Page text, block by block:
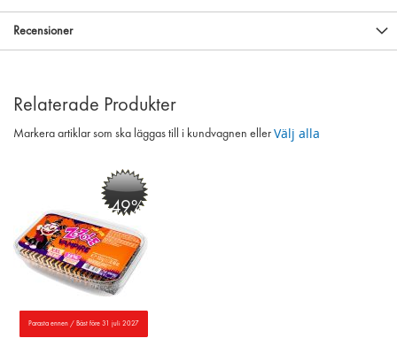
Recensioner
Relaterade Produkter
Markera artiklar som ska läggas till i kundvagnen eller Välj alla
Parasta ennen / Bäst före 31 juli 2027
-49%